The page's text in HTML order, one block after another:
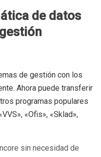
de datos
de gestión con los
Ahora puede transferir
programas populares
«Ofis», «Sklad»,
sin necesidad de